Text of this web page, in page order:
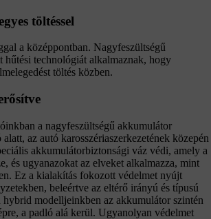
töltéssel
a középpontban. Nagyfeszültségű
technológiát alkalmaznak, hogy
töltés közben.
a nagyfeszültségű akkumulátor
az autó karosszériaszerkezetének közepén
akkumulátorbiztonsági váz védi, amely a
és ugyanazokat az elveket alkalmazza, mint
Ez a kialakítás fokozott védelmet nyújt
beleértve az eltérő irányú és típusú
hybrid modelljeinkben az akkumulátor szintén
a padló alá kerül. Ugyanolyan védelmet